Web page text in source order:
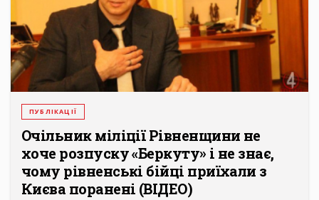
ПУБЛІКАЦІЇ
Очільник міліції Рівненщини не
хоче розпуску «Беркуту» і не знає,
чому рівненські бійці приїхали з
Києва поранені (ВІДЕО)